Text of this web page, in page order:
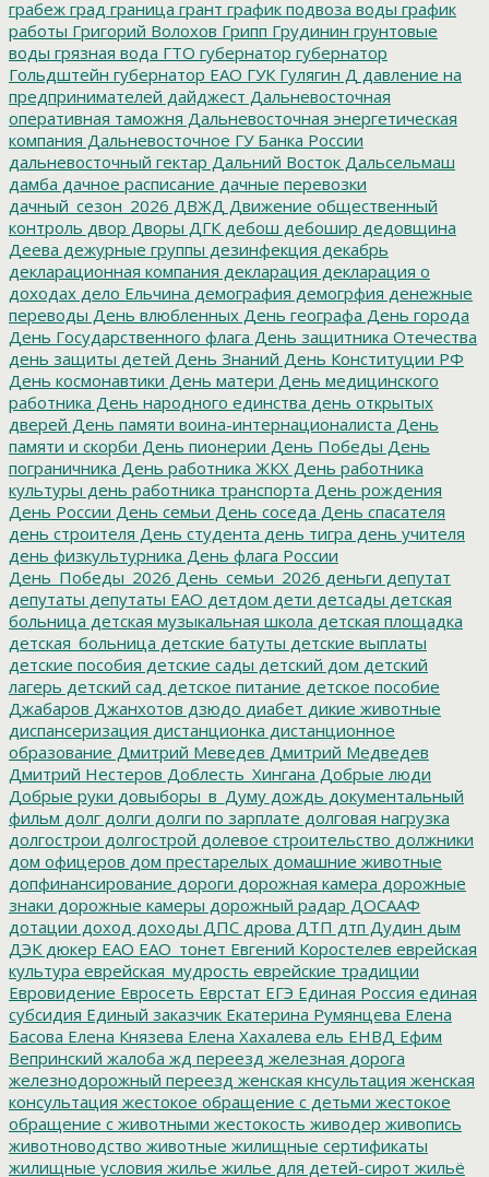
грабеж град граница грант график подвоза воды график
работы Григорий Волохов Грипп Грудинин грунтовые
воды грязная вода ГТО губернатор губернатор
Гольдштейн губернатор ЕАО ГУК Гулягин Д давление на
предпринимателей дайджест Дальневосточная
оперативная таможня Дальневосточная энергетическая
компания Дальневосточное ГУ Банка России
дальневосточный гектар Дальний Восток Дальсельмаш
дамба дачное расписание дачные перевозки
дачный_сезон_2026 ДВЖД Движение общественный
контроль двор Дворы ДГК дебош дебошир дедовщина
Деева дежурные группы дезинфекция декабрь
декларационная компания декларация декларация о
доходах дело Ельчина демография демогрфия денежные
переводы День влюбленных День географа День города
День Государственного флага День защитника Отечества
день защиты детей День Знаний День Конституции РФ
День космонавтики День матери День медицинского
работника День народного единства день открытых
дверей День памяти воина-интернационалиста День
памяти и скорби День пионерии День Победы День
пограничника День работника ЖКХ День работника
культуры день работника транспорта День рождения
День России День семьи День соседа День спасателя
день строителя День студента день тигра день учителя
день физкультурника День флага России
День_Победы_2026 День_семьи_2026 деньги депутат
депутаты депутаты ЕАО детдом дети детсады детская
больница детская музыкальная школа детская площадка
детская_больница детские батуты детские выплаты
детские пособия детские сады детский дом детский
лагерь детский сад детское питание детское пособие
Джабаров Джанхотов дзюдо диабет дикие животные
диспансеризация дистанционка дистанционное
образование Дмитрий Меведев Дмитрий Медведев
Дмитрий Нестеров Доблесть_Хингана Добрые люди
Добрые руки довыборы_в_Думу дождь документальный
фильм долг долги долги по зарплате долговая нагрузка
долгострои долгострой долевое строительство должники
дом офицеров дом престарелых домашние животные
допфинансирование дороги дорожная камера дорожные
знаки дорожные камеры дорожный радар ДОСААФ
дотации доход доходы ДПС дрова ДТП дтп Дудин дым
ДЭК дюкер ЕАО ЕАО_тонет Евгений Коростелев еврейская
культура еврейская_мудрость еврейские традиции
Евровидение Евросеть Еврстат ЕГЭ Единая Россия единая
субсидия Единый заказчик Екатерина Румянцева Елена
Басова Елена Князева Елена Хахалева ель ЕНВД Ефим
Вепринский жалоба жд переезд железная дорога
железнодорожный переезд женская кнсультация женская
консультация жестокое обращение с детьми жестокое
обращение с животными жестокость живодер живопись
животноводство животные жилищные сертификаты
жилищные условия жилье жилье для детей-сирот жильё